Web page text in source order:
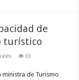
de
turístico
63
ministra de Turismo